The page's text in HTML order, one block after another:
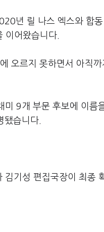
년 릴 나스 엑스와 합
어왔습니다.
오르지 못하면서 아직
9개 부문 후보에 이름
됐습니다.
기성 편집국장이 최종